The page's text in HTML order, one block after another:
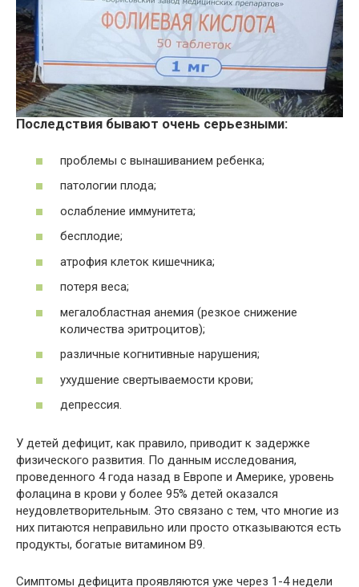
Последствия бывают очень серьезными:
проблемы с вынашиванием ребенка;
патологии плода;
ослабление иммунитета;
бесплодие;
атрофия клеток кишечника;
потеря веса;
мегалобластная анемия (резкое снижение
количества эритроцитов);
различные когнитивные нарушения;
ухудшение свертываемости крови;
депрессия.
У детей дефицит, как правило, приводит к задержке
физического развития. По данным исследования,
проведенного 4 года назад в Европе и Америке, уровень
фолацина в крови у более 95% детей оказался
неудовлетворительным. Это связано с тем, что многие из
них питаются неправильно или просто отказываются есть
продукты, богатые витамином В9.
Симптомы дефицита проявляются уже через 1-4 недели